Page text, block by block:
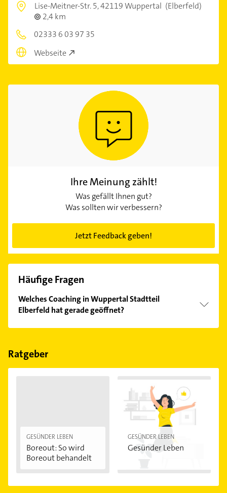
Lise-Meitner-Str. 5,42119 Wuppertal (Elberfeld)
2,4 km
02333 6 03 97 35
Webseite
Ihre Meinung zählt!
Was gefällt Ihnen gut?
Was sollten wir verbessern?
Jetzt Feedback geben!
Häufige Fragen
Welches Coaching in Wuppertal Stadtteil
Elberfeld hat gerade geöffnet?
Im Anbieter-Bereich finden Sie alleÖffnungszeiten.
Feiertagen abweichen können.
Ratgeber
GESÜNDER LEBEN
Boreout: So wird
Boreout behandelt
GESÜNDER LEBEN
Gesünder Leben